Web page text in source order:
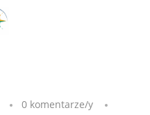
0 komentarze/y